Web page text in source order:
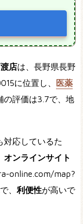
店は、長野県長野
に位置し、
医薬
の評価は3.7で、地
対応しているた
オンラインサイト
online.com/map?
、 利便性が高いで